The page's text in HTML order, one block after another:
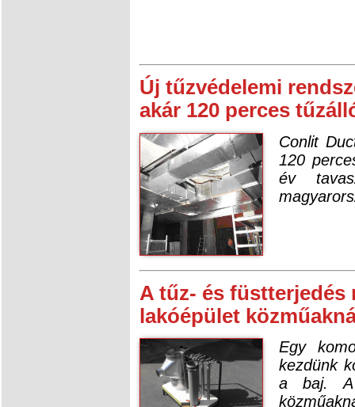
Új tűzvédelemi
akár 120 perces
Conlit
120
év
A tűz- és füstterjedés
lakóépület
Egy
kezdünk
a baj. A